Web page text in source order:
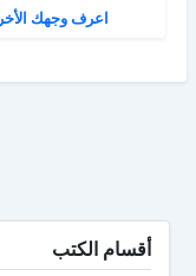
اعرف وجهك الأخر
أقسام الكتب